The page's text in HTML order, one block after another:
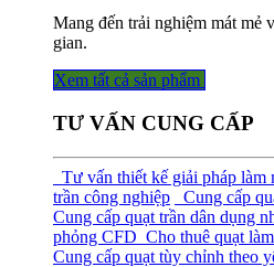
Mang đến trải nghiệm mát mẻ
gian.
Xem tất cả sả​​​​n phẩm
TƯ VẤN CUNG CẤP
Tư vấn thiết kế giải pháp làm
trần công nghiệp
Cung cấp
Cung cấp quạt trần dân dụng
phỏng CFD Cho thuê quạt
Cung cấp quạt tùy chỉnh theo